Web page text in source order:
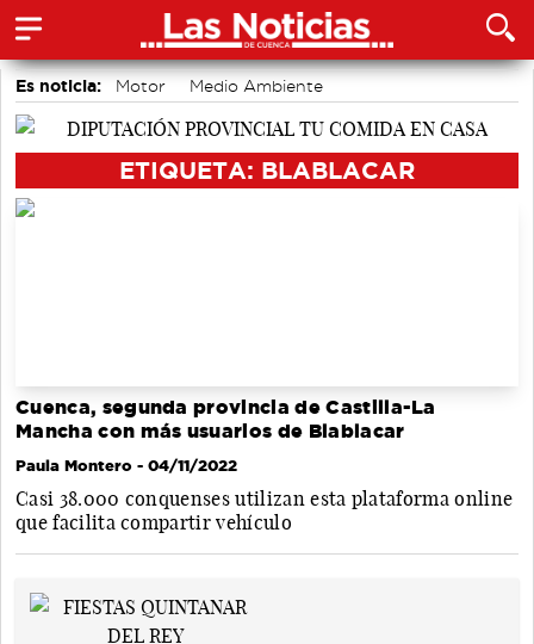
Es noticia: Motor
Medio Ambiente
accidentes laborales
ETIQUETA: BLABLACAR
Cuenca, segunda provincia de Castilla-La
Mancha con más usuarios de Blablacar
Paula Montero - 04/11/2022
Casi 38.000 conquenses utilizan esta plataforma online
que facilita compartir vehículo